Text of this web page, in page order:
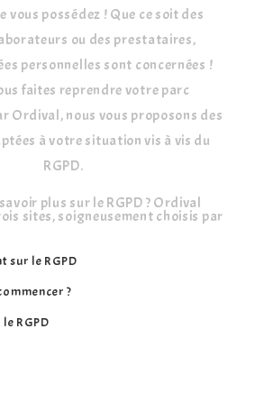
vous possédez ! Que ce soit des
ou des prestataires,
personnelles sont concernées !
faites reprendre votre parc
Ordival, nous vous proposons des
à votre situation vis à vis du
RGPD.
sites, soigneusement choisis par
sur le RGPD
?
RGPD